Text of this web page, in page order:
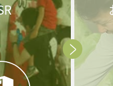
お問合せ後の
流れ
Next